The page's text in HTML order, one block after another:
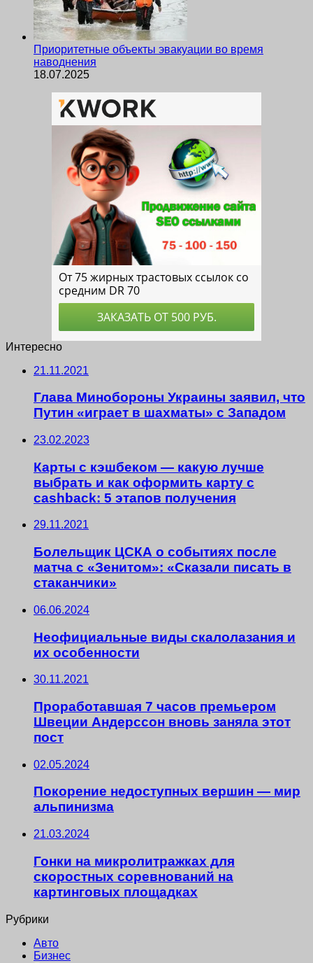
Приоритетные объекты эвакуации во время
наводнения
18.07.2025
Интересно
21.11.2021
Глава Минобороны Украины заявил, что
Путин «играет в шахматы» с Западом
23.02.2023
Карты с кэшбеком — какую лучше
выбрать и как оформить карту с
cashback: 5 этапов получения
29.11.2021
Болельщик ЦСКА о событиях после
матча с «Зенитом»: «Сказали писать в
стаканчики»
06.06.2024
Неофициальные виды скалолазания и
их особенности
30.11.2021
Проработавшая 7 часов премьером
Швеции Андерссон вновь заняла этот
пост
02.05.2024
Покорение недоступных вершин — мир
альпинизма
21.03.2024
Гонки на микролитражках для
скоростных соревнований на
картинговых площадках
Рубрики
Авто
Бизнес